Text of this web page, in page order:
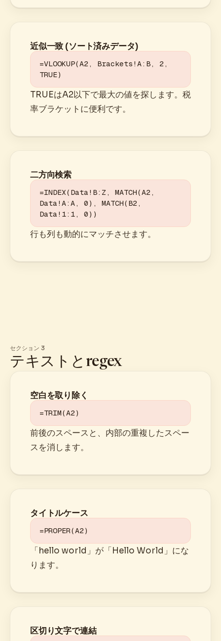
近似一致 (ソート済みデータ)
=VLOOKUP(A2, Brackets!A:B, 2,
TRUE)
TRUEはA2以下で最大の値を探します。税
率ブラケットに便利です。
二方向検索
=INDEX(Data!B:Z, MATCH(A2,
Data!A:A, 0), MATCH(B2,
Data!1:1, 0))
行も列も動的にマッチさせます。
セクション 3
テキストとregex
空白を取り除く
=TRIM(A2)
前後のスペースと、内部の重複したスペー
スを消します。
タイトルケース
=PROPER(A2)
「hello world」が「Hello World」にな
ります。
区切り文字で連結